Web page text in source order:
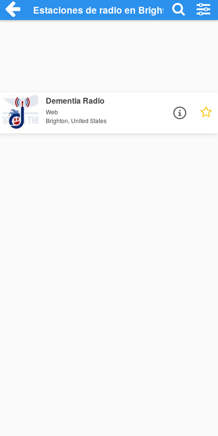
Estaciones de radio en Brighton -
Dementia Radio
Web
Brighton, United States